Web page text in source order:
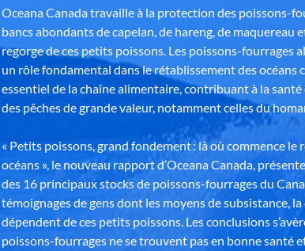
Oceana Canada travaille à la protection des poissons-
bancs abondants de capelan, de hareng, de maquereau
regorge de ces petits poissons. Les poissons-fourrages
un rôle fondamental dans le rétablissement des océans
essentiel de la chaîne alimentaire, contribuant à la
des pêches de grande valeur, notamment celles du
« Petits poissons, grand fondement : là où commence le
océans », le nouveau rapport d’Oceana Canada,
des 16 principaux stocks de poissons-fourrages du
témoignages de gens dont les moyens de subsistance,
dépendent de ces petits poissons. Les conclusions
poissons-fourrages ne se trouvent pas en bonne santé